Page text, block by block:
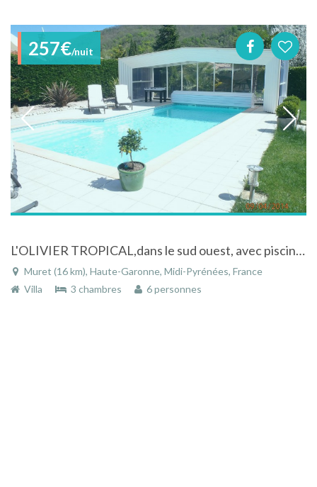
257€/nuit
L'OLIVIER TROPICAL,dans le sud ouest, avec piscine couverte, sauna et jacuzzi
Muret (16 km), Haute-Garonne, Midi-Pyrénées, France
Villa
3 chambres 6 personnes